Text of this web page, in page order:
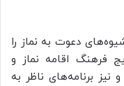
دعوت به نماز را
فرهنگ اقامه نماز و
برنامه‌های ناظر به